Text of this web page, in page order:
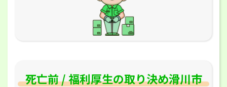
死亡前 / 福利厚生の取り決め滑川市